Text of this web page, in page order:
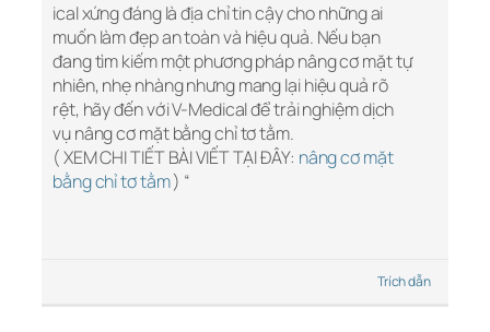
ical xứng đáng là địa chỉ tin cậy cho những ai
muốn làm đẹp an toàn và hiệu quả. Nếu bạn
đang tìm kiếm một phương pháp nâng cơ mặt tự
nhiên, nhẹ nhàng nhưng mang lại hiệu quả rõ
rệt, hãy đến với V-Medical để trải nghiệm dịch
vụ nâng cơ mặt bằng chỉ tơ tằm.
( XEM CHI TIẾT BÀI VIẾT TẠI ĐÂY: nâng cơ mặt
bằng chỉ tơ tằm) “
Trích dẫn